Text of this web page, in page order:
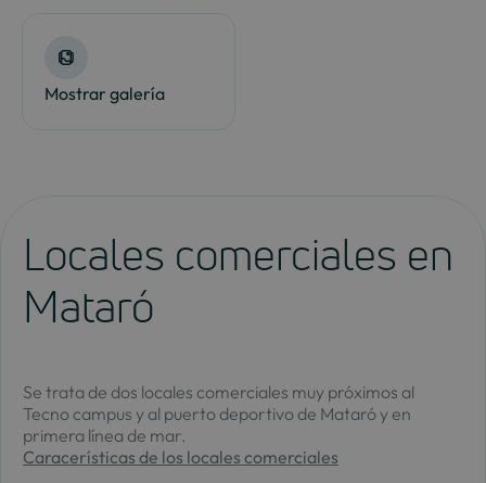
Mostrar galería
Locales comerciales en
Mataró
Se trata de dos locales comerciales muy próximos al
Tecno campus y al puerto deportivo de Mataró y en
primera línea de mar.
Caracerísticas de los locales comerciales